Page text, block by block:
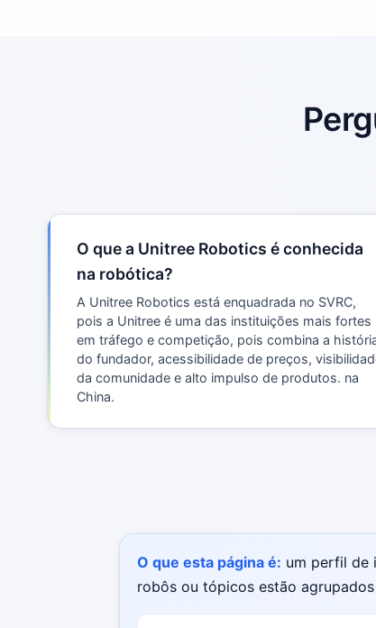
O que a Unitree Robotics é conhecida
na robótica?
A Unitree Robotics está enquadrada no SVRC,
pois a Unitree é uma das instituições mais fortes
em tráfego e competição, pois combina a
do fundador, acessibilidade de preços,
da comunidade e alto impulso de produtos. na
China.
O que esta página é: um perfil de
robôs ou tópicos estão